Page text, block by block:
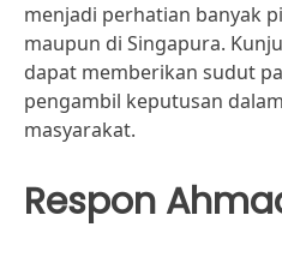
menjadi perhatian banyak
maupun di Singapura.
dapat memberikan sudut
pengambil keputusan
masyarakat.
Respon